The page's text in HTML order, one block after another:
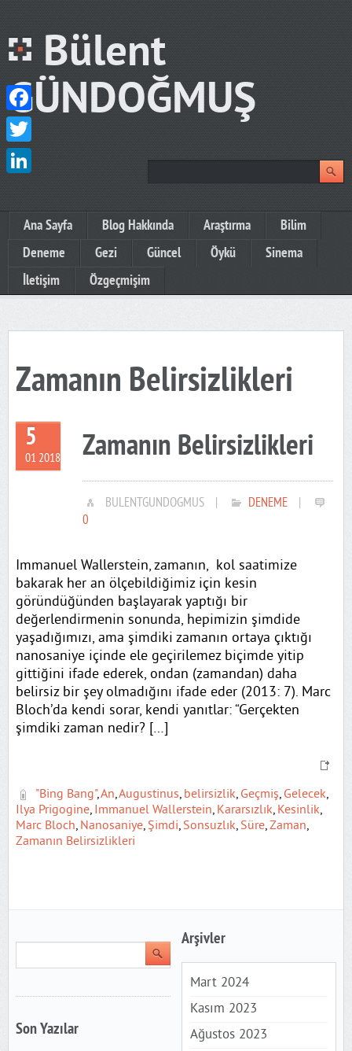
Bülent
GÜNDOĞMUŞ
Ana Sayfa Blog Hakkında Araştırma
Bilim
Deneme
Gezi Güncel Öykü
Sinema
İletişim
Özgeçmişim
Zamanın Belirsizlikleri
5
01 2018 Zamanın Belirsizlikleri
BULENTGUNDOGMUS | DENEME
|
0
Immanuel Wallerstein, zamanın, kol saatimize
bakarak her an ölçebildiğimiz için kesin
göründüğünden başlayarak yaptığı bir
değerlendirmenin sonunda, hepimizin şimdide
yaşadığımızı, ama şimdiki zamanın ortaya çıktığı
nanosaniye içinde ele geçirilemez biçimde yitip
gittiğini ifade ederek, ondan (zamandan) daha
belirsiz bir şey olmadığını ifade eder (2013: 7). Marc
Bloch’da kendi sorar, kendi yanıtlar: “Gerçekten
şimdiki zaman nedir? […]
"Bing Bang",An,Augustinus, belirsizlik, Geçmiş, Gelecek,
Ilya Prigogine, Immanuel Wallerstein, Kararsızlık, Kesinlik,
Marc Bloch, Nanosaniye, Şimdi, Sonsuzlık, Süre,Zaman,
Zamanın Belirsizlikleri
Son Yazılar
Arşivler
Mart 2024
Kasım 2023
Ağustos 2023
Facebook
Twitter